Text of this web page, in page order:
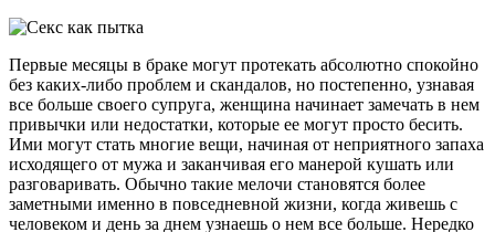
Первые месяцы в браке могут протекать абсолютно спокойно
без каких-либо проблем и скандалов, но постепенно, узнавая
все больше своего супруга, женщина начинает замечать в нем
привычки или недостатки, которые ее могут просто бесить.
Ими могут стать многие вещи, начиная от неприятного запаха
исходящего от мужа и заканчивая его манерой кушать или
разговаривать. Обычно такие мелочи становятся более
заметными именно в повседневной жизни, когда живешь с
человеком и день за днем узнаешь о нем все больше. Нередко